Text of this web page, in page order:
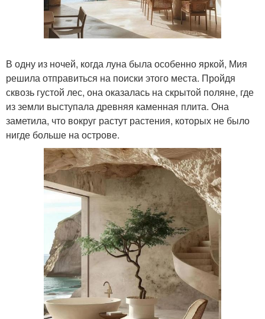
В одну из ночей, когда луна была особенно яркой, Мия
решила отправиться на поиски этого места. Пройдя
сквозь густой лес, она оказалась на скрытой поляне, где
из земли выступала древняя каменная плита. Она
заметила, что вокруг растут растения, которых не было
нигде больше на острове.